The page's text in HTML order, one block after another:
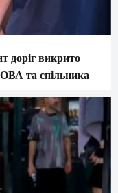
доріг викрито
та спільника